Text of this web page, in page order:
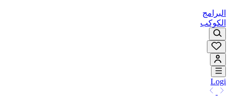
البرامج
الكوكب
Logi